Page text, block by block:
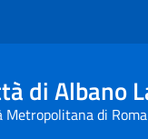
di Albano
Metropolitana di